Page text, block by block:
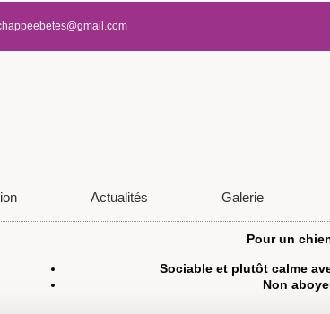
Actualités Galerie
Pour un
Sociable et plutôt calme
Non